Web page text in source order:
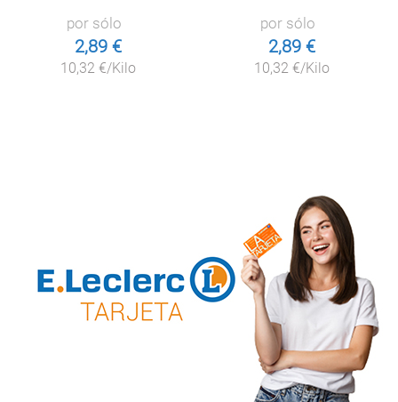
por sólo
2,89 €
10,32 €/Kilo
por sólo
2,89 €
10,32 €/Kilo